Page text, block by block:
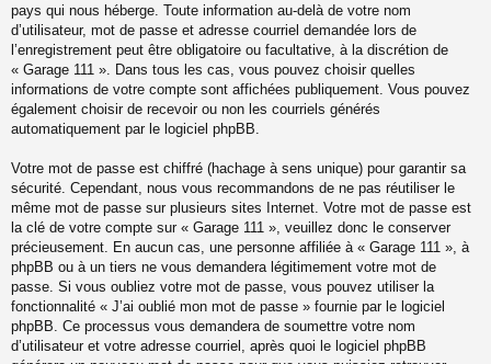
pays qui nous héberge. Toute information au-delà de votre nom
d’utilisateur, mot de passe et adresse courriel demandée lors de
l’enregistrement peut être obligatoire ou facultative, à la discrétion de
« Garage 111 ». Dans tous les cas, vous pouvez choisir quelles
informations de votre compte sont affichées publiquement. Vous pouvez
également choisir de recevoir ou non les courriels générés
automatiquement par le logiciel phpBB.
Votre mot de passe est chiffré (hachage à sens unique) pour garantir sa
sécurité. Cependant, nous vous recommandons de ne pas réutiliser le
même mot de passe sur plusieurs sites Internet. Votre mot de passe est
la clé de votre compte sur « Garage 111 », veuillez donc le conserver
précieusement. En aucun cas, une personne affiliée à « Garage 111 », à
phpBB ou à un tiers ne vous demandera légitimement votre mot de
passe. Si vous oubliez votre mot de passe, vous pouvez utiliser la
fonctionnalité « J’ai oublié mon mot de passe » fournie par le logiciel
phpBB. Ce processus vous demandera de soumettre votre nom
d’utilisateur et votre adresse courriel, après quoi le logiciel phpBB